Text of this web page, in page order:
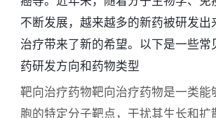
巢癌等多种肿瘤治疗中显示出了潜在
损伤修复剂DNA损伤修复剂是一类能
胞的DNA修复过程，增加其对化疗和
的药物。这些药物包括PARP抑制剂、
等。其他新药除了以上几类药物，还
不断发展，越来越多的新药被研发出
治疗带来了新的希望。以下是一些常
药研发方向和药物类型
靶向治疗药物靶向治疗药物是一类能
胞的特定分子靶点，干扰其生长和扩